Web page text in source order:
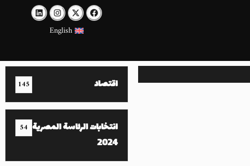
English
اقتصاد 145
انتخابات الرئاسة المصرية
2024
54